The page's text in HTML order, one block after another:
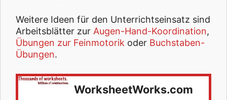
Weitere Ideen für den Unterrichtseinsatz sind
Arbeitsblätter zur Augen-Hand-Koordination,
Übungen zur Feinmotorik oder Buchstaben-
Übungen.
WorksheetWorks.com